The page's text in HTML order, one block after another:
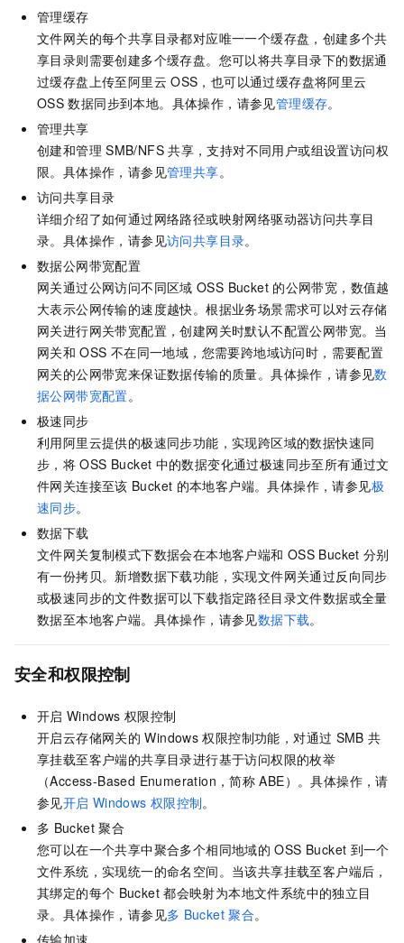
管理缓存
文件网关的每个共享目录都对应唯一一个缓存盘，创建多个共
享目录则需要创建多个缓存盘。您可以将共享目录下的数据通
过缓存盘上传至阿里云 OSS，也可以通过缓存盘将阿里云
OSS 数据同步到本地。具体操作，请参见管理缓存。
管理共享
创建和管理 SMB/NFS 共享，支持对不同用户或组设置访问权
限。具体操作，请参见管理共享。
访问共享目录
详细介绍了如何通过网络路径或映射网络驱动器访问共享目
录。具体操作，请参见访问共享目录。
数据公网带宽配置
网关通过公网访问不同区域 OSS Bucket 的公网带宽，数值越
大表示公网传输的速度越快。根据业务场景需求可以对云存储
网关进行网关带宽配置，创建网关时默认不配置公网带宽。当
网关和 OSS 不在同一地域，您需要跨地域访问时，需要配置
网关的公网带宽来保证数据传输的质量。具体操作，请参见数
据公网带宽配置。
极速同步
利用阿里云提供的极速同步功能，实现跨区域的数据快速同
步，将 OSS Bucket 中的数据变化通过极速同步至所有通过文
件网关连接至该 Bucket 的本地客户端。具体操作，请参见极
速同步。
数据下载
文件网关复制模式下数据会在本地客户端和 OSS Bucket 分别
有一份拷贝。新增数据下载功能，实现文件网关通过反向同步
或极速同步的文件数据可以下载指定路径目录文件数据或全量
数据至本地客户端。具体操作，请参见数据下载。
安全和权限控制
开启 Windows 权限控制
开启云存储网关的 Windows 权限控制功能，对通过 SMB 共
享挂载至客户端的共享目录进行基于访问权限的枚举
（Access-Based Enumeration，简称 ABE）。具体操作，请
参见开启 Windows 权限控制。
多 Bucket 聚合
您可以在一个共享中聚合多个相同地域的 OSS Bucket 到一个
文件系统，实现统一的命名空间。当该共享挂载至客户端后，
其绑定的每个 Bucket 都会映射为本地文件系统中的独立目
录。具体操作，请参见多 Bucket 聚合。